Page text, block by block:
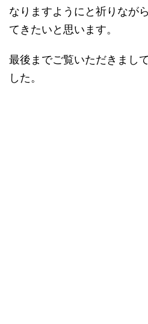
なりますようにと祈りなが
てきたいと思います。
最後までご覧いただきまし
した。